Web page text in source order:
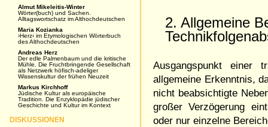
2. Allgemeine
Ausgangspunkt einer
allgemeine Erkenntnis,
nicht beabsichtigte
großer Verzögerung
oder nur einzelne
Almut Mikeleitis-Winter
Wörter(buch) und Sachen.
Alltagswortschatz im Althochdeutschen
Maria Kozianka
›Herz‹ im Etymologischen Wörterbuch
des Althochdeutschen
Andreas Herz
Der edle Palmenbaum und die kritische
Mühle. Die Fruchtbringende Gesellschaft
als Netzwerk höfisch-adeliger
Wissenskultur der frühen Neuzeit
Markus Kirchhoff
Jüdische Kultur als europäische
Tradition. Die Enzyklopädie jüdischer
Geschichte und Kultur im Kontext
DISKUSSIONEN